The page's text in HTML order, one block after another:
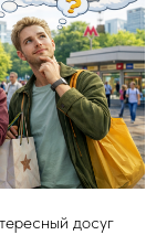
досуг